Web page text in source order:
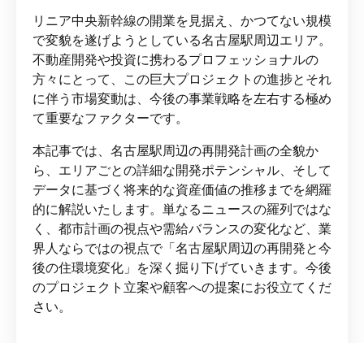
リニア中央新幹線の開業を見据え、かつてない規模
で変貌を遂げようとしている名古屋駅周辺エリア。
不動産開発や投資に携わるプロフェッショナルの
方々にとって、この巨大プロジェクトの進捗とそれ
に伴う市場変動は、今後の事業戦略を左右する極め
て重要なファクターです。
本記事では、名古屋駅周辺の再開発計画の全貌か
ら、エリアごとの詳細な開発ポテンシャル、そして
データに基づく将来的な資産価値の推移までを網羅
的に解説いたします。単なるニュースの羅列ではな
く、都市計画の視点や需給バランスの変化など、業
界人ならではの視点で「名古屋駅周辺の再開発と今
後の住環境変化」を深く掘り下げていきます。今後
のプロジェクト立案や顧客への提案にお役立てくだ
さい。